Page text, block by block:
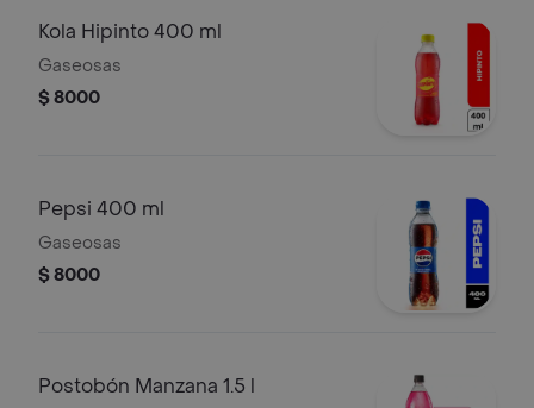
Kola Hipinto 400 ml
Gaseosas
$ 8000
Pepsi 400 ml
Gaseosas
$ 8000
Postobón Manzana 1.5 l